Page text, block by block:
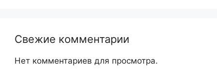
Свежие комментарии
Нет комментариев для просмотра.